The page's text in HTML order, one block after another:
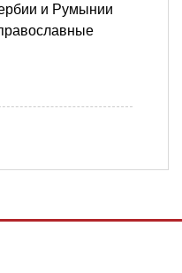
и Румынии